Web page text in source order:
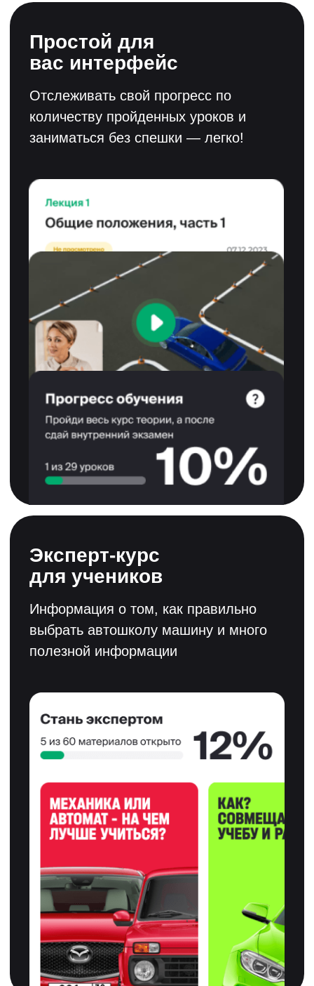
обучение для
изучения теории
ПДД в автошколе
ООО «ПДД.ТВ» создано в 2010 году и
преобразовано в ПАО «Светофор Групп» в
2017 году. ПАО "Светофор Групп" ведет
разработку по направлениям:
дистанционное обучение, виртуальная
IT-компания и является резидентом Фонда
"Сколково". Продукты компании
рекомендованы Агентством Инноваций
Москвы. Акции компании торгуются на
ММВБ под тикером SVET, а кредитный
рейтинг компании ruBB+.
Смотреть лицензию
Смотреть свидетельство
Смотреть сертификат
Мы упростили
для вас процесс
обучения